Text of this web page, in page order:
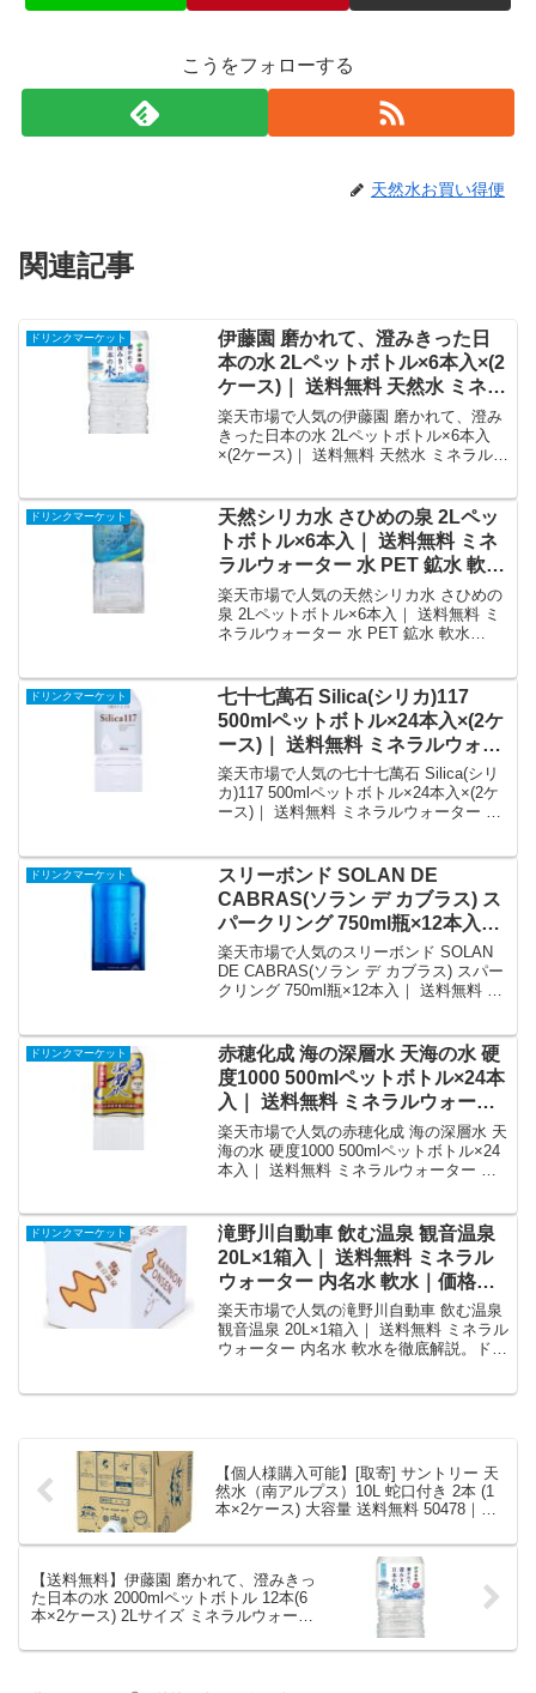
こうをフォローする
天然水お買い得便
関連記事
ドリンクマーケット
伊藤園 磨かれて、澄みきった日
本の水 2Lペットボトル×6本入×(2
ケース)｜ 送料無料 天然水 ミネラ
ルウォーター｜価格・送料・ポイ
ント還元まとめ
楽天市場で人気の伊藤園 磨かれて、澄み
きった日本の水 2Lペットボトル×6本入
×(2ケース)｜ 送料無料 天然水 ミネラルウ
ト1倍）。実ユーザーレビュー0件・平均
評価0の商品情報・購入方法まとめ。
ドリンクマーケット
天然シリカ水 さひめの泉 2Lペッ
トボトル×6本入｜ 送料無料 ミネ
ラルウォーター 水 PET 鉱水 軟水
2000ml 2l｜価格・送料・ポイン
ト還元まとめ
楽天市場で人気の天然シリカ水 さひめの
泉 2Lペットボトル×6本入｜ 送料無料 ミ
ネラルウォーター 水 PET 鉱水 軟水
ト1倍）。実ユーザーレビュー0件・平均
評価0の商品情報・購入方法まとめ。
ドリンクマーケット
七十七萬石 Silica(シリカ)117
500mlペットボトル×24本入×(2ケ
ース)｜ 送料無料 ミネラルウォー
ター 水｜価格・送料・ポイント
還元まとめ
楽天市場で人気の七十七萬石 Silica(シリ
カ)117 500mlペットボトル×24本入×(2ケ
ース)｜ 送料無料 ミネラルウォーター 水
倍）。実ユーザーレビュー0件・平均評価
0の商品情報・購入方法まとめ。
ドリンクマーケット
スリーボンド SOLAN DE
CABRAS(ソラン デ カブラス) ス
パークリング 750ml瓶×12本入｜
送料無料 炭酸水 水 ミネラルウォ
ーター｜価格・送料・ポイント還
元まとめ
楽天市場で人気のスリーボンド SOLAN
DE CABRAS(ソラン デ カブラス) スパー
クリング 750ml瓶×12本入｜ 送料無料 炭
（送料別・ポイント1倍）。実ユーザーレ
ビュー0件・平均評価0の商品情報・購入
方法まとめ。
ドリンクマーケット
赤穂化成 海の深層水 天海の水 硬
度1000 500mlペットボトル×24本
入｜ 送料無料 ミネラルウォータ
ー 海洋深層水 天然水 硬水 PET｜
価格・送料・ポイント還元まとめ
楽天市場で人気の赤穂化成 海の深層水 天
海の水 硬度1000 500mlペットボトル×24
本入｜ 送料無料 ミネラルウォーター 海
（送料別・ポイント1倍）。実ユーザーレ
ビュー0件・平均評価0の商品情報・購入
方法まとめ。
ドリンクマーケット
滝野川自動車 飲む温泉 観音温泉
20L×1箱入｜ 送料無料 ミネラル
ウォーター 内名水 軟水｜価格・
送料・ポイント還元まとめ
楽天市場で人気の滝野川自動車 飲む温泉
観音温泉 20L×1箱入｜ 送料無料 ミネラル
ウォーター 内名水 軟水を徹底解説。ドリ
【個人様購入可能】[取寄] サントリー 天
然水（南アルプス）10L 蛇口付き 2本 (1
本×2ケース) 大容量 送料無料 50478｜価
【送料無料】伊藤園 磨かれて、澄みきっ
た日本の水 2000mlペットボトル 12本(6
本×2ケース) 2Lサイズ ミネラルウォータ
800円・東北400円の別途送料加算 [39シ